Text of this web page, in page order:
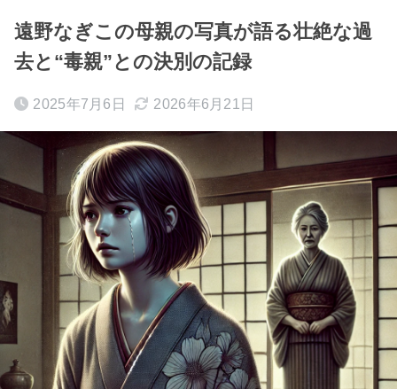
遠野なぎこの母親の写真が語る壮絶な過
去と“毒親”との決別の記録
2025年7月6日 2026年6月21日